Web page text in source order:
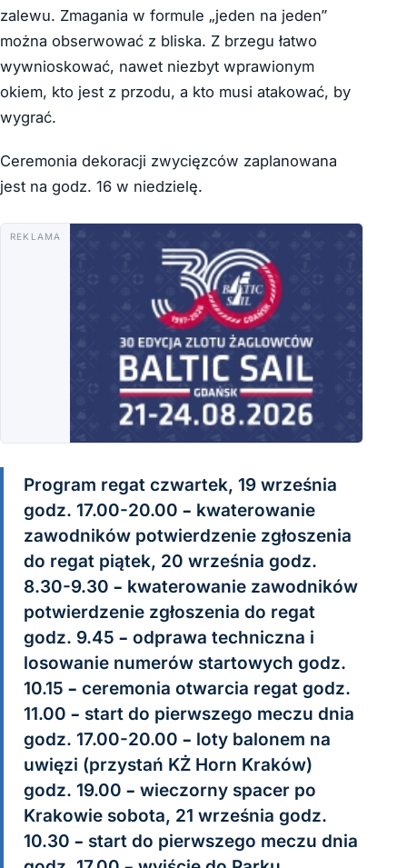
zalewu. Zmagania w formule „jeden na jeden”
można obserwować z bliska. Z brzegu łatwo
wywnioskować, nawet niezbyt wprawionym
okiem, kto jest z przodu, a kto musi atakować, by
wygrać.
Ceremonia dekoracji zwycięzców zaplanowana
jest na godz. 16 w niedzielę.
REKLAMA
Program regat czwartek, 19 września
godz. 17.00-20.00 – kwaterowanie
zawodników potwierdzenie zgłoszenia
do regat piątek, 20 września godz.
8.30-9.30 – kwaterowanie zawodników
potwierdzenie zgłoszenia do regat
godz. 9.45 – odprawa techniczna i
losowanie numerów startowych godz.
10.15 – ceremonia otwarcia regat godz.
11.00 – start do pierwszego meczu dnia
godz. 17.00-20.00 – loty balonem na
uwięzi (przystań KŻ Horn Kraków)
godz. 19.00 – wieczorny spacer po
Krakowie sobota, 21 września godz.
10.30 – start do pierwszego meczu dnia